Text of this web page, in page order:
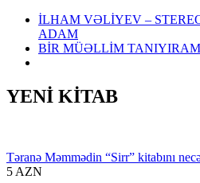
İLHAM VƏLİYEV –
ADAM
BİR MÜƏLLİM
YENİ KİTAB
Təranə Məmmədin “Sirr” kitabını
5 AZN